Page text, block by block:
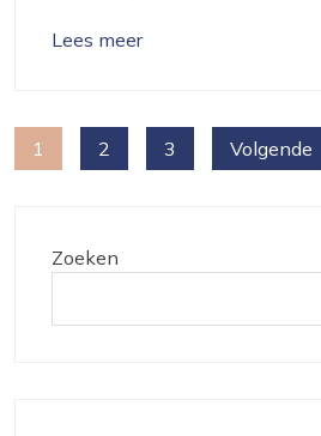
Lees meer
Berichten
1 2 3 Volgende
Zoeken